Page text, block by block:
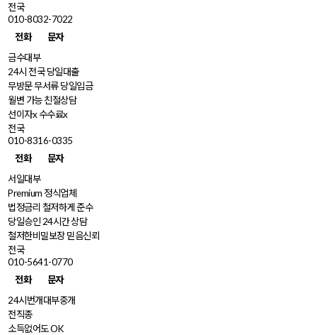
전국
010-8032-7022
전화
문자
금수대부
24시 전국 당일대출
무방문 무서류 당일입금
월변 가능 친절상담
선이자x 수수료x
전국
010-8316-0335
전화
문자
서일대부
Premium 정식업체
법정금리 철저하게 준수
당일승인 24시간 상담
철저한비밀보장 믿음신뢰
전국
010-5641-0770
전화
문자
24시번개대부중개
전직종
소득없어도 OK